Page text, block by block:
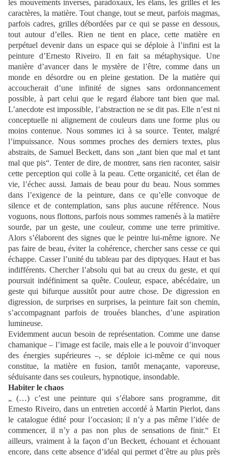
les mouvements inverses, paradoxaux, les élans, les grilles et les
caractères, la matière. Tout change, tout se meut, parfois magmas,
parfois cadres, grilles débordées par ce qui se passe en dessous,
tout autour d’elles. Rien ne tient en place, cette matière en
perpétuel devenir dans un espace qui se déploie à l’infini est la
peinture d’Ernesto Riveiro. Il en fait sa métaphysique. Une
manière d’avancer dans le mystère de l’être, comme dans un
monde en désordre ou en pleine gestation. De la matière qui
accoucherait d’une infinité de signes sans ordonnancement
possible, à part celui que le regard élabore tant bien que mal.
L’anecdote est impossible, l’abstraction ne se dit pas. Elle n’est ni
conceptuelle ni alignement de couleurs dans une forme plus ou
moins contenue. Nous sommes ici à sa source. Tenter, malgré
l’impuissance. Nous sommes proches des derniers textes, plus
abstraits, de Samuel Beckett, dans son „tant bien que mal et tant
mal que pis“. Tenter de dire, de montrer, sans rien raconter, saisir
cette perception qui colle à la peau. Cette organicité, cet élan de
vie, l’échec aussi. Jamais de beau pour du beau. Nous sommes
dans l’exigence de la peinture, dans ce qu’elle convoque de
silence et de contemplation, sans plus aucune référence. Nous
voguons, nous flottons, parfois nous sommes ramenés à la matière
sourde, par un geste, une couleur, comme une terre primitive.
Alors s’élaborent des signes que le peintre lui-même ignore. Ne
pas faire de beau, éviter la cohérence, chercher sans cesse ce qui
échappe. Casser l’unité du tableau par des diptyques. Haut et bas
indifférents. Chercher l’absolu qui bat au creux du geste, et qui
poursuit indéfiniment sa quête. Couleur, espace, abécédaire, un
geste qui bifurque aussitôt pour autre chose. De digression en
digression, de surprises en surprises, la peinture fait son chemin,
s’accompagnant parfois de trouées blanches, d’une aspiration
lumineuse.
Evidemment aucun besoin de représentation. Comme une danse
chamanique – l’image est facile, mais elle a le pouvoir d’invoquer
des énergies supérieures –, se déploie ici-même ce qui nous
constitue, la matière en fusion, tantôt menaçante, vaporeuse,
séduisante dans ses couleurs, hypnotique, insondable.
Habiter le chaos
„ (…) c’est une peinture qui s’élabore sans programme, dit
Ernesto Riveiro, dans un entretien accordé à Martin Pierlot, dans
le catalogue édité pour l’occasion; il n’y a pas même l’idée de
commencer, il n’y a pas non plus de sensations de finir.“ Et
ailleurs, vraiment à la façon d’un Beckett, échouant et échouant
encore, dans cette absence d’idéal qui permet d’être au plus près